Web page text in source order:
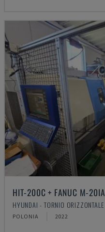
HIT-200C + FANUC M-20IA
HYUNDAI - TORNIO ORIZZONTALE
POLONIA 2022